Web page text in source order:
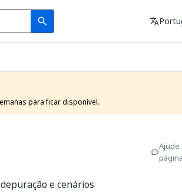
search
Search Idioma
translate
para ficar disponível.
e cenários
Ajude
página